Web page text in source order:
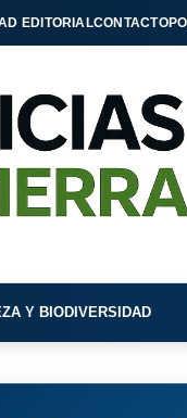
EDITORIALCONTACTO
Y BIODIVERSIDAD